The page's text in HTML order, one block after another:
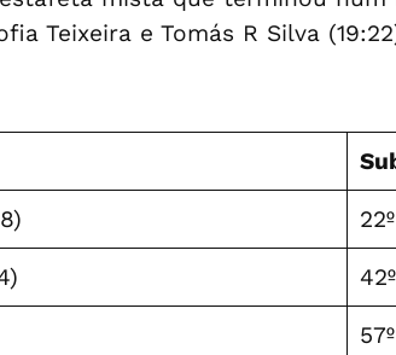
Teixeira e Tomás R Silva